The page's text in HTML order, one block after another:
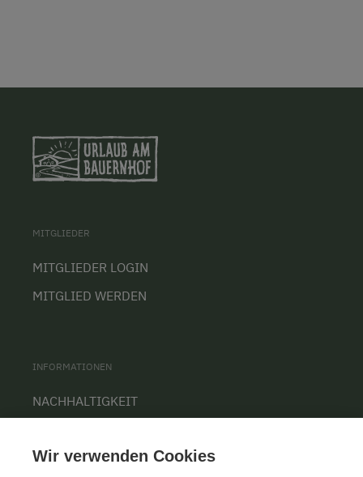
MITGLIEDER
MITGLIEDER LOGIN
MITGLIED WERDEN
INFORMATIONEN
NACHHALTIGKEIT
PRESSE
Wir verwenden Cookies